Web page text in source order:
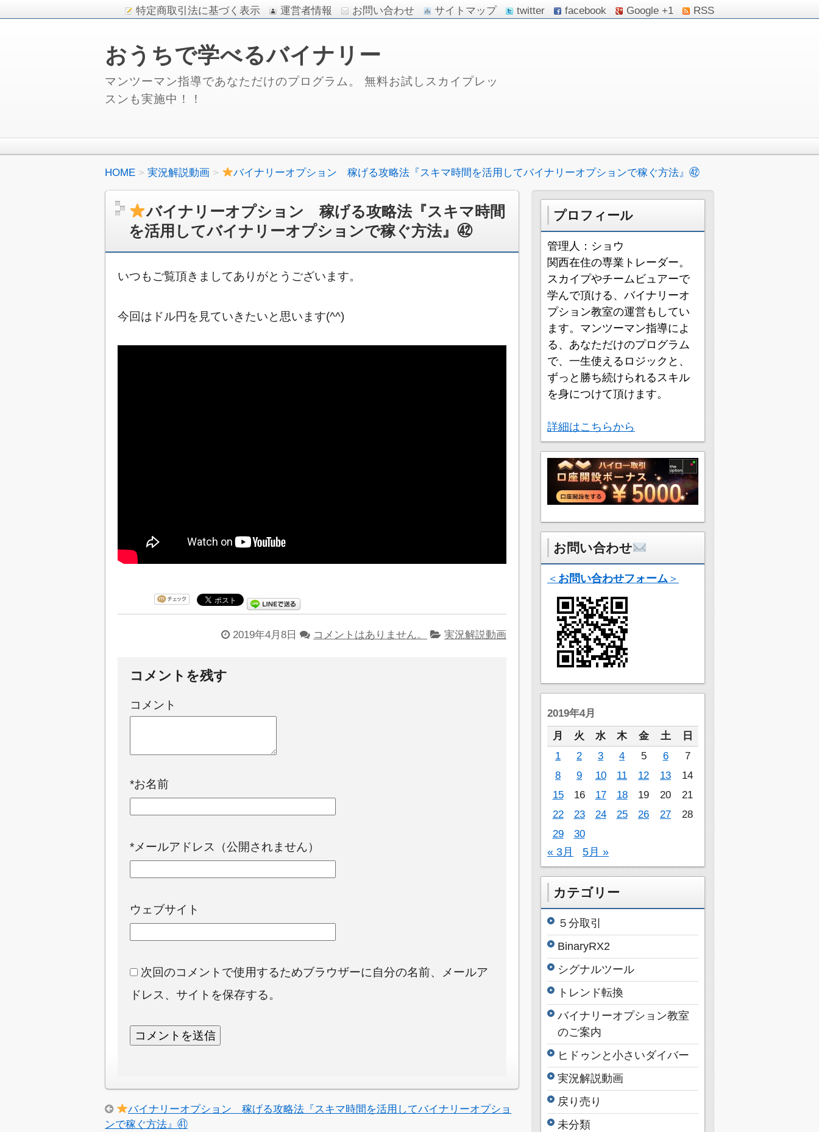
特定商取引法に基づく表示 運営者情報 お問い合わせ サイトマップ twitter facebook Google +1 RSS
おうちで学べるバイナリー
マンツーマン指導であなただけのプログラム。 無料お試しスカイプレッ
スンも実施中！！
HOME 実況解説動画 バイナリーオプション 稼げる攻略法『スキマ時間を活用してバイナリーオプションで稼ぐ方法』㊷
バイナリーオプション 稼げる攻略法『スキマ時間
を活用してバイナリーオプションで稼ぐ方法』㊷
いつもご覧頂きましてありがとうございます。
今回はドル円を見ていきたいと思います(^^)
2019年4月8日 コメントはありません。 実況解説動画
コメントを残す
コメント
*お名前
*メールアドレス（公開されません）
ウェブサイト
次回のコメントで使用するためブラウザーに自分の名前、メールア
ドレス、サイトを保存する。
バイナリーオプション 稼げる攻略法『スキマ時間を活用してバイナリーオプショ
ンで稼ぐ方法』㊶
プロフィール
管理人：ショウ
関西在住の専業トレーダー。
スカイプやチームビュアーで
学んで頂ける、バイナリーオ
プション教室の運営もしてい
ます。マンツーマン指導によ
る、あなただけのプログラム
で、一生使えるロジックと、
ずっと勝ち続けられるスキル
を身につけて頂けます。
詳細はこちらから
お問い合わせ
＜ お問い合わせフォーム ＞
2019年4月
月
火 水 木 金 土
日
1
2 3 4 5 6
7
8
9 10 11 12 13
14
15
16 17 18 19 20
21
22
23 24 25 26 27
28
29
30
« 3月 5月 »
カテゴリー
５分取引
BinaryRX2
シグナルツール
トレンド転換
バイナリーオプション教室
のご案内
ヒドゥンと小さいダイバー
実況解説動画
戻り売り
未分類